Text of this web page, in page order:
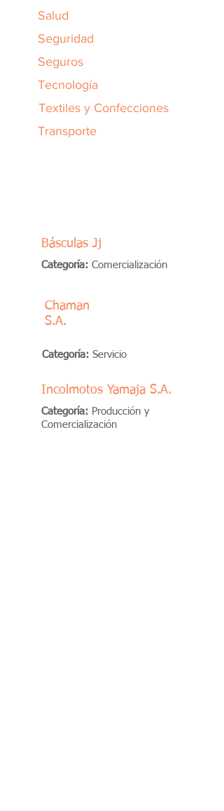
Salud
Seguridad
Seguros
Tecnología
Textiles y Confecciones
Transporte
Básculas Jj
Categoría: Comercialización
Chaman
S.A.
Categoría: Servicio
Incolmotos Yamaja S.A.
Categoría: Producción y
Comercialización